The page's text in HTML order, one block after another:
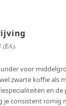
(EA).
voor
zwarte koffie als
en de
je consistent romig